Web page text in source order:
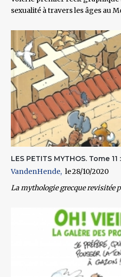
sexualité à travers les âges au
LES PETITS MYTHOS. Tome
VandenHende
28/10/2020
La mythologie grecque revisitée